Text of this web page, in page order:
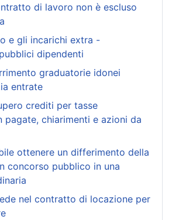
di lavoro non è escluso
e gli incarichi extra -
dipendenti
graduatorie idonei
entrate
crediti per tasse
pagate, chiarimenti e azioni da
ottenere un differimento della
concorso pubblico in una
nel contratto di locazione per